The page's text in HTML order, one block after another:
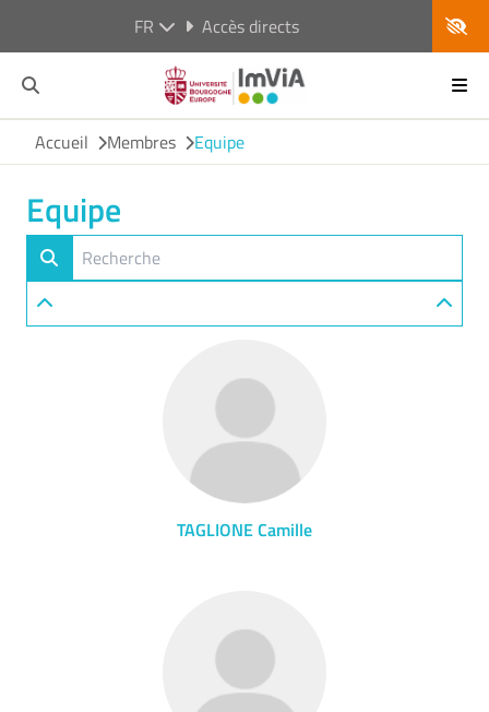
FR Accès directs
Accueil Membres Equipe
Equipe
TAGLIONE Camille